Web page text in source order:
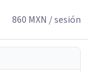
860 MXN / sesión